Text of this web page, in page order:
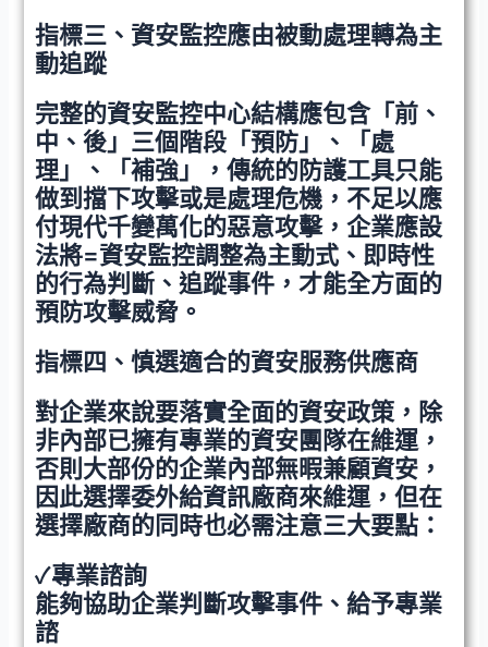
指標三、資安監控應由被動處理轉為主
動追蹤
完整的資安監控中心結構應包含「前、
中、後」三個階段「預防」、「處
理」、「補強」，傳統的防護工具只能
做到擋下攻擊或是處理危機，不足以應
付現代千變萬化的惡意攻擊，企業應設
法將=資安監控調整為主動式、即時性
的行為判斷、追蹤事件，才能全方面的
預防攻擊威脅。
指標四、慎選適合的資安服務供應商
對企業來說要落實全面的資安政策，除
非內部已擁有專業的資安團隊在維運，
否則大部份的企業內部無暇兼顧資安，
因此選擇委外給資訊廠商來維運，但在
選擇廠商的同時也必需注意三大要點：
✓專業諮詢
能夠協助企業判斷攻擊事件、給予專業
諮